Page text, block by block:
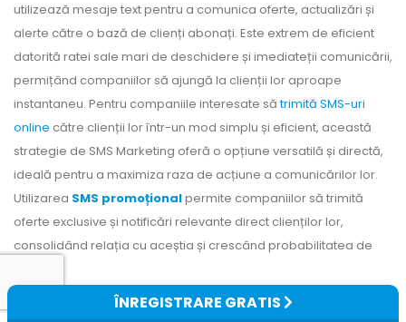
ÎNREGISTRARE GRATIS
utilizează mesaje text pentru a comunica oferte, actualizări și
alerte către o bază de clienți abonați. Este extrem de eficient
datorită ratei sale mari de deschidere și imediateții comunicării,
permițând companiilor să ajungă la clienții lor aproape
instantaneu. Pentru companiile interesate sătrimită SMS-uri
online către clienții lor într-un mod simplu și eficient, această
strategie de SMS Marketing oferă o opțiune versatilă și directă,
ideală pentru a maximiza raza de acțiune a comunicărilor lor.
Utilizarea SMS promoționalpermite companiilor să trimită
oferte exclusive și notificări relevante direct clienților lor,
consolidând relația cu aceștia și crescând probabilitatea de